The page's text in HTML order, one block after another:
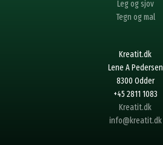
Leg og sjov
Tegn og mal
Kreatit.dk
Lene A Pedersen
8300 Odder
+45 2811 1083
Kreatit.dk
info@kreatit.dk